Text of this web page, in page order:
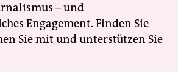
– und
Engagement. Finden Sie
Sie mit und unterstützen Sie